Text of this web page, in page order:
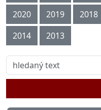
2020
2019 2018
2014
2013